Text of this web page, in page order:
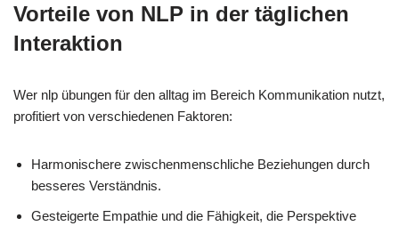
Vorteile von NLP in der täglichen
Interaktion
Wer nlp übungen für den alltag im Bereich Kommunikation nutzt,
profitiert von verschiedenen Faktoren:
Harmonischere zwischenmenschliche Beziehungen durch
besseres Verständnis.
Gesteigerte Empathie und die Fähigkeit, die Perspektive